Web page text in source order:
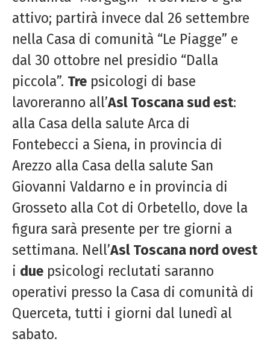
attivo; partirà invece dal 26 settembre
nella Casa di comunità “Le Piagge” e
dal 30 ottobre nel presidio “Dalla
piccola”. Tre psicologi di base
lavoreranno all’Asl Toscana sud est:
alla Casa della salute Arca di
Fontebecci a Siena, in provincia di
Arezzo alla Casa della salute San
Giovanni Valdarno e in provincia di
Grosseto alla Cot di Orbetello, dove la
figura sarà presente per tre giorni a
settimana. Nell’Asl Toscana nord ovest
i due psicologi reclutati saranno
operativi presso la Casa di comunità di
Querceta, tutti i giorni dal lunedì al
sabato.